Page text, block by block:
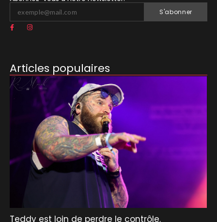
S'abonner
Articles populaires
Teddy est loin de perdre le contrôle.